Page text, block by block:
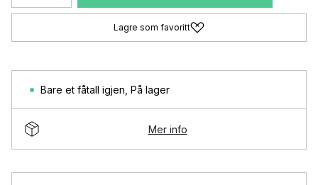
Lagre som favoritt
Bare et fåtall igjen På lager
Mer info